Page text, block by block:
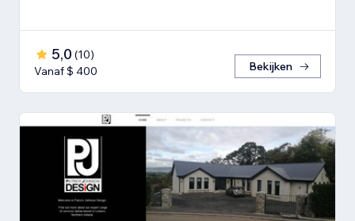
5,0 (10)
Vanaf $ 400
Bekijken